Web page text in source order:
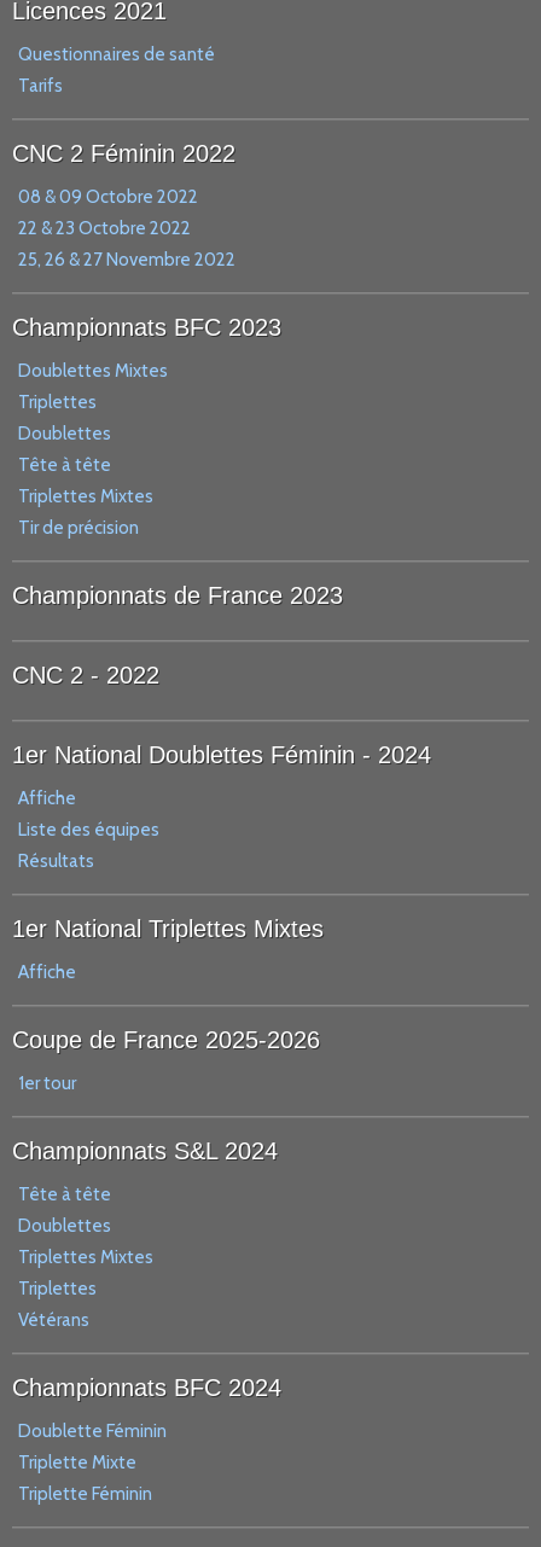
Licences 2021
Questionnaires de santé
Tarifs
CNC 2 Féminin 2022
08 & 09 Octobre 2022
22 & 23 Octobre 2022
25, 26 & 27 Novembre 2022
Championnats BFC 2023
Doublettes Mixtes
Triplettes
Doublettes
Tête à tête
Triplettes Mixtes
Tir de précision
Championnats de France 2023
CNC 2 - 2022
1er National Doublettes Féminin - 2024
Affiche
Liste des équipes
Résultats
1er National Triplettes Mixtes
Affiche
Coupe de France 2025-2026
1er tour
Championnats S&L 2024
Tête à tête
Doublettes
Triplettes Mixtes
Triplettes
Vétérans
Championnats BFC 2024
Doublette Féminin
Triplette Mixte
Triplette Féminin